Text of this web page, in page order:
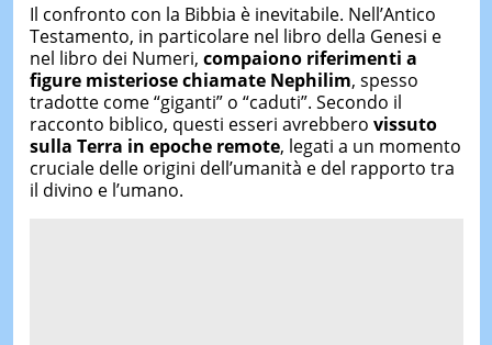
Il confronto con la Bibbia è inevitabile. Nell’Antico
Testamento, in particolare nel libro della Genesi e
nel libro dei Numeri, compaiono riferimenti a
figure misteriose chiamate Nephilim, spesso
tradotte come “giganti” o “caduti”. Secondo il
racconto biblico, questi esseri avrebbero vissuto
sulla Terra in epoche remote, legati a un momento
cruciale delle origini dell’umanità e del rapporto tra
il divino e l’umano.